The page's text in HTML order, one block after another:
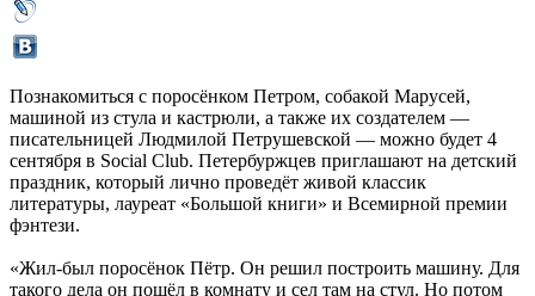
Познакомиться с поросёнком Петром, собакой Марусей,
машиной из стула и кастрюли, а также их создателем —
писательницей Людмилой Петрушевской — можно будет 4
сентября в Social Club. Петербуржцев приглашают на детский
праздник, который лично проведёт живой классик
литературы, лауреат «Большой книги» и Всемирной премии
фэнтези.
«Жил-был поросёнок Пётр. Он решил построить машину. Для
такого дела он пошёл в комнату и сел там на стул. Но потом